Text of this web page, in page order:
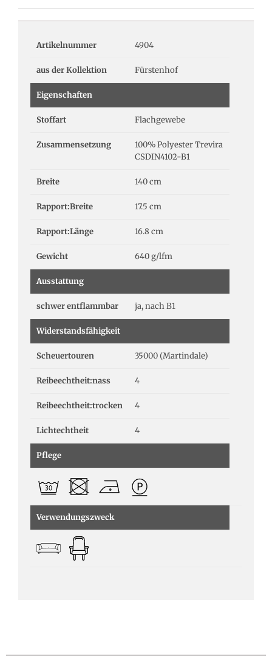
Artikelnummer 4904
aus der Kollektion Fürstenhof
Eigenschaften
Stoffart Flachgewebe
Zusammensetzung
100% Polyester Trevira
CSDIN4102-B1
Breite 140 cm
Rapport:Breite 17.5 cm
Rapport:Länge 16.8 cm
Gewicht 640 g/lfm
Ausstattung
schwer entflammbar ja, nach B1
Widerstandsfähigkeit
Scheuertouren 35000 (Martindale)
Reibeechtheit:nass 4
Reibeechtheit:trocken 4
Lichtechtheit 4
Pflege
Verwendungszweck